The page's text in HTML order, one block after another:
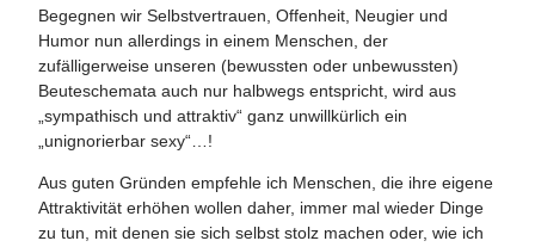
Begegnen wir Selbstvertrauen, Offenheit, Neugier und
Humor nun allerdings in einem Menschen, der
zufälligerweise unseren (bewussten oder unbewussten)
Beuteschemata auch nur halbwegs entspricht, wird aus
„sympathisch und attraktiv“ ganz unwillkürlich ein
„unignorierbar sexy“…!
Aus guten Gründen empfehle ich Menschen, die ihre eigene
Attraktivität erhöhen wollen daher, immer mal wieder Dinge
zu tun, mit denen sie sich selbst stolz machen oder, wie ich